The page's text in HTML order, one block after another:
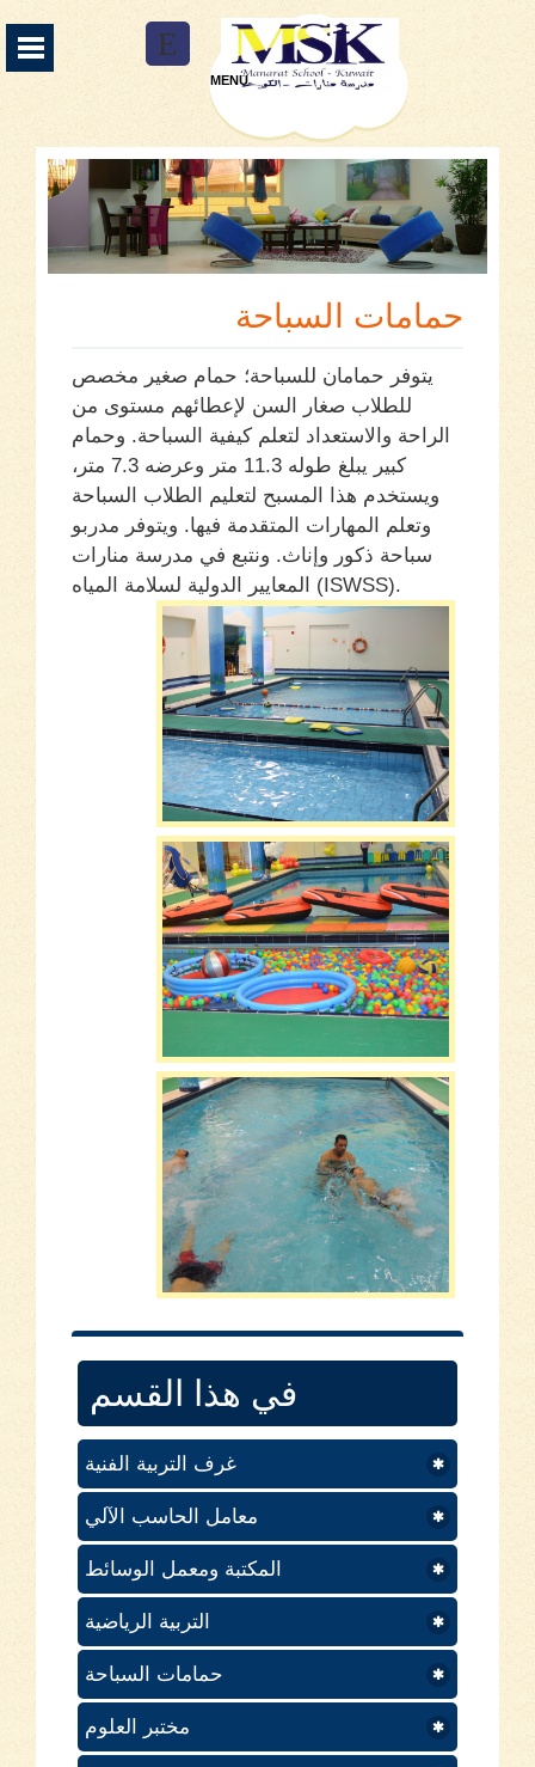
Manarat School Menu
13
3 المناهج الدراسية
9 الخدمات العلاجية
الفاعليات
3 التوظيف
اتصل بنا
E
MENU
حمامات السباحة
يتوفر حمامان للسباحة؛ حمام صغير مخصص
للطلاب صغار السن لإعطائهم مستوى من
الراحة والاستعداد لتعلم كيفية السباحة. وحمام
كبير يبلغ طوله 11.3 متر وعرضه 7.3 متر،
ويستخدم هذا المسبح لتعليم الطلاب السباحة
وتعلم المهارات المتقدمة فيها. ويتوفر مدربو
سباحة ذكور وإناث. ونتبع في مدرسة منارات
المعايير الدولية لسلامة المياه (ISWSS).
في هذا القسم
غرف التربية الفنية
معامل الحاسب الآلي
المكتبة ومعمل الوسائط
التربية الرياضية
حمامات السباحة
مختبر العلوم